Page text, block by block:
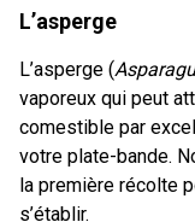
L’asperge
L’asperge (
vaporeux qui peut
comestible par
votre plate-bande.
la première récolte
s’établir.